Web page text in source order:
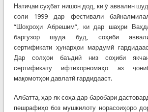
Натиҷаи суҳбат нишон дод, ки ӯ аввалин
соли 1999 дар фестивали
“Шоҳроҳи Абрешим”, ки дар шаҳри
баргузор шуда буд, соҳиби
сертификати ҳунарҳои мардумӣ
Дар солҳои баъдиӣ низ соҳиби
сертификату ифтихорномаҳо аз
мақомотҳои давлатӣ гардидааст.
Албатта, ҳар як соҳа дар баробари
пешрафиҳо боз мушкилоту норасоиҳоро